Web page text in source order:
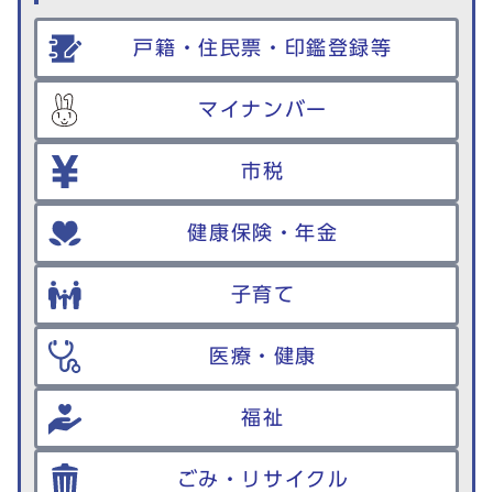
戸籍・住民票・印鑑登録等
マイナンバー
市税
健康保険・年金
子育て
医療・健康
福祉
ごみ・リサイクル